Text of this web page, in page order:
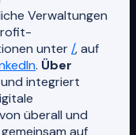
Verwaltungen
unter/, auf
. Über
integriert
überall und
auf